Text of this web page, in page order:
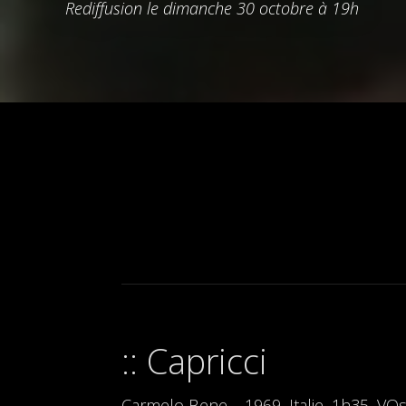
Rediffusion le dimanche 30 octobre à 19h
Capricci